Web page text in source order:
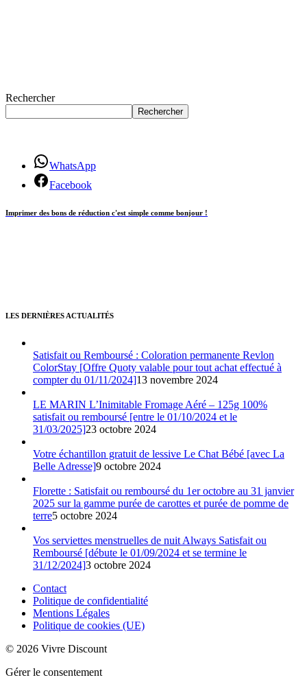
Rechercher
Rechercher
WhatsApp
Facebook
Imprimer des bons de réduction c'est simple comme bonjour !
LES DERNIÈRES ACTUALITÉS
Satisfait ou Remboursé : Coloration permanente Revlon
ColorStay [Offre Quoty valable pour tout achat effectué à
compter du 01/11/2024]13 novembre 2024
LE MARIN L’Inimitable Fromage Aéré – 125g 100%
satisfait ou remboursé [entre le 01/10/2024 et le
31/03/2025]23 octobre 2024
Votre échantillon gratuit de lessive Le Chat Bébé [avec La
Belle Adresse]9 octobre 2024
Florette : Satisfait ou remboursé du 1er octobre au 31 janvier
2025 sur la gamme purée de carottes et purée de pomme de
terre5 octobre 2024
Vos serviettes menstruelles de nuit Always Satisfait ou
Remboursé [débute le 01/09/2024 et se termine le
31/12/2024]3 octobre 2024
Contact
Politique de confidentialité
Mentions Légales
Politique de cookies (UE)
© 2026 Vivre Discount
Gérer le consentement